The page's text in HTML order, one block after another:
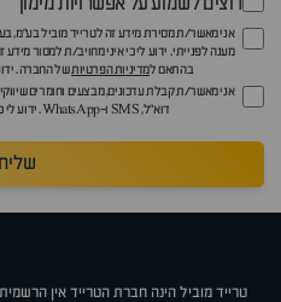
רוצים לשמוע על אפשרויות מימון
אני מאשר/ת מסירת מידע זה לטרייד מוביל בע"מ,
מענה לפנייתי. ידוע לי כי איני מחויב/ת למסור מידע
בהתאם למדיניות הפרטיותשל החברה.
אני מאשר/ת קבלת עדכונים, מבצעים וחומרים
דוא״ל, SMS ו-WhatsApp. ידוע לי כי באפשרותי לבטל הסכמה זו בכל עת.
טרייד מוביל הינה חברת הטרייד אין